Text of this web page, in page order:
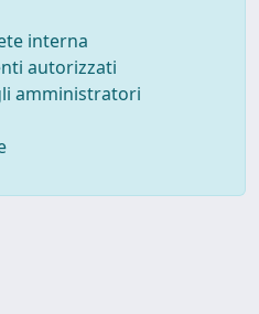
interna
autorizzati
amministratori